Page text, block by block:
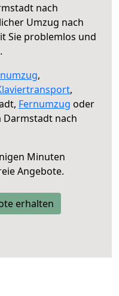
nach
Umzug nach
Sie problemlos und
,
,
Fernumzug oder
Darmstadt nach
Minuten
Angebote.
erhalten